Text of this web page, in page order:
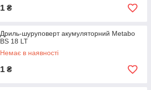
1 ₴
Дриль-шуруповерт акумуляторний Metabo
BS 18 LT
Немає в наявності
1 ₴